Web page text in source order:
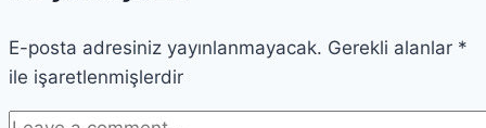
Yayınlandı
E-posta adresiniz yayınlanmayacak. Gerekli alanlar *
ile işaretlenmişlerdir